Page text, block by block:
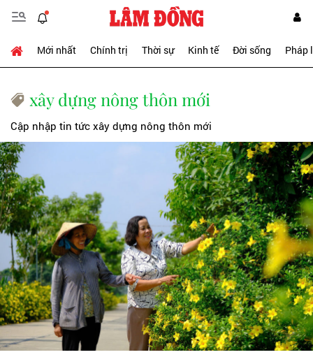
Mới nhất Chính trị Thời sự Kinh tế Đời sống Pháp
xây dựng nông thôn mới
Cập nhập tin tức xây dựng nông thôn mới